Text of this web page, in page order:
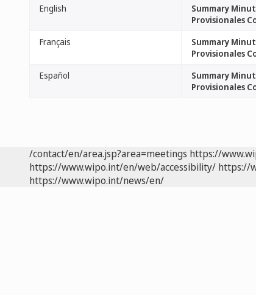
English
Summary
Provisionales
Français
Summary
Provisionales
Español
Summary
Provisionales
/contact/en/area.jsp?area=meetings https://
https://www.wipo.int/en/web/accessibility/ https://
https://www.wipo.int/news/en/